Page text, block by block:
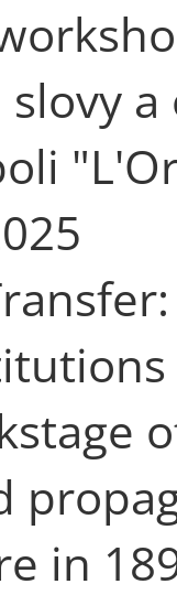
slovy
in